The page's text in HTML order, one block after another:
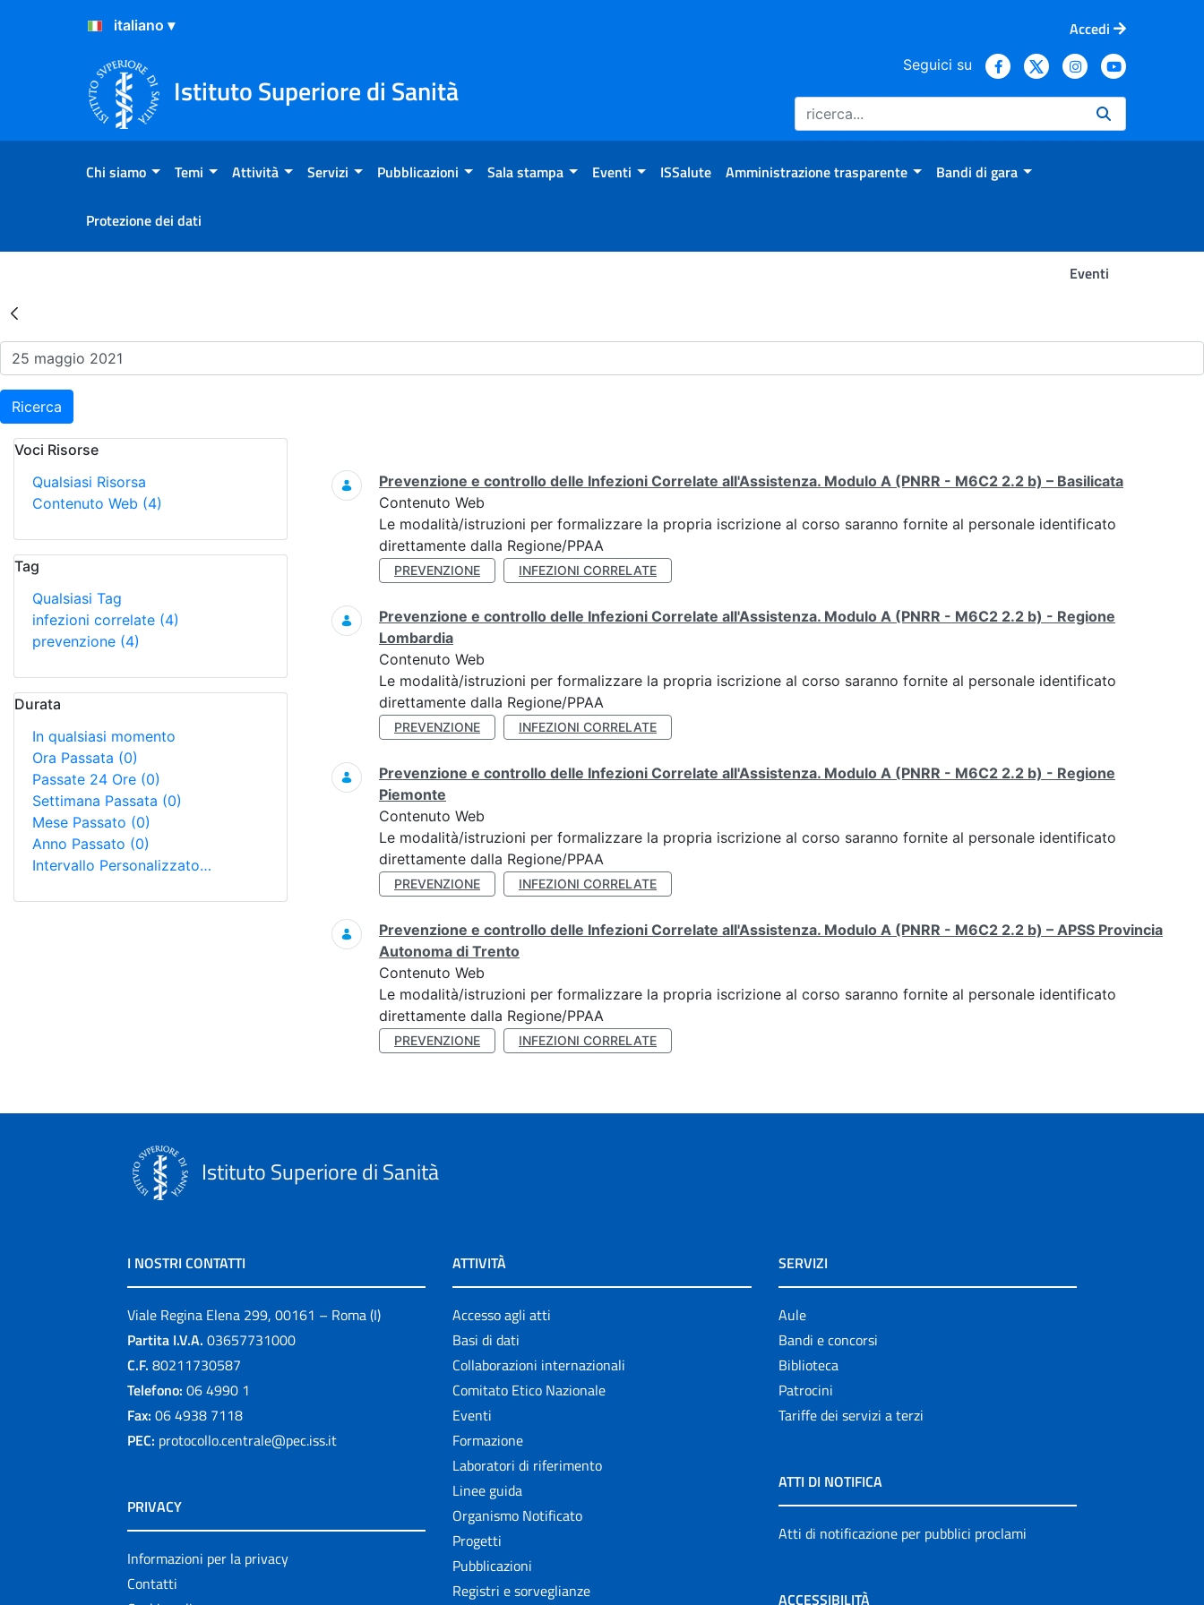
Salta al Contenuto
Salta al Footer
Accedi
Istituto Superiore di Sanità
Seguici su
Chi siamo Temi Attività Servizi Pubblicazioni Sala stampa Eventi ISSalute Amministrazione trasparente Bandi di gara
Protezione dei dati
Eventi
Risultati della Ricerca - Eventi
Ricerca
Voci Risorse
Qualsiasi Risorsa
Contenuto Web (4)
Tag
Qualsiasi Tag
infezioni correlate (4)
prevenzione (4)
Durata
In qualsiasi momento
Ora Passata (0)
Passate 24 Ore (0)
Settimana Passata (0)
Mese Passato (0)
Anno Passato (0)
Intervallo Personalizzato…
Ricerca
Prevenzione e controllo delle Infezioni Correlate all'Assistenza. Modulo A (PNRR - M6C2 2.2 b) – Basilicata
Contenuto Web
Le modalità/istruzioni per formalizzare la propria iscrizione al corso saranno fornite al personale identificato
direttamente dalla Regione/PPAA
PREVENZIONE INFEZIONI CORRELATE
Prevenzione e controllo delle Infezioni Correlate all'Assistenza. Modulo A (PNRR - M6C2 2.2 b) - Regione
Lombardia
Contenuto Web
Le modalità/istruzioni per formalizzare la propria iscrizione al corso saranno fornite al personale identificato
direttamente dalla Regione/PPAA
PREVENZIONE INFEZIONI CORRELATE
Prevenzione e controllo delle Infezioni Correlate all'Assistenza. Modulo A (PNRR - M6C2 2.2 b) - Regione
Piemonte
Contenuto Web
Le modalità/istruzioni per formalizzare la propria iscrizione al corso saranno fornite al personale identificato
direttamente dalla Regione/PPAA
PREVENZIONE INFEZIONI CORRELATE
Prevenzione e controllo delle Infezioni Correlate all'Assistenza. Modulo A (PNRR - M6C2 2.2 b) – APSS Provincia
Autonoma di Trento
Contenuto Web
Le modalità/istruzioni per formalizzare la propria iscrizione al corso saranno fornite al personale identificato
direttamente dalla Regione/PPAA
PREVENZIONE INFEZIONI CORRELATE
Istituto Superiore di Sanità
I NOSTRI CONTATTI
Viale Regina Elena 299, 00161 – Roma (I)
Partita I.V.A. 03657731000
C.F. 80211730587
Telefono: 06 4990 1
Fax: 06 4938 7118
PEC: protocollo.centrale@pec.iss.it
PRIVACY
Informazioni per la privacy
Contatti
ATTIVITÀ
Accesso agli atti
Basi di dati
Collaborazioni internazionali
Comitato Etico Nazionale
Eventi
Formazione
Laboratori di riferimento
Linee guida
Organismo Notificato
Progetti
Pubblicazioni
Registri e sorveglianze
SERVIZI
Aule
Bandi e concorsi
Biblioteca
Patrocini
Tariffe dei servizi a terzi
ATTI DI NOTIFICA
Atti di notificazione per pubblici proclami
ACCESSIBILITÀ